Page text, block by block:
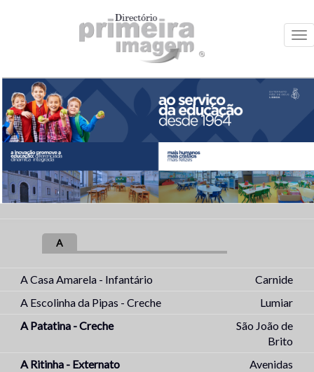
A
A Casa Amarela - Infantário
Carnide
A Escolinha da Pipas - Creche
Lumiar
A Patatina - Creche
São João de
Brito
A Ritinha - Externato
Avenidas